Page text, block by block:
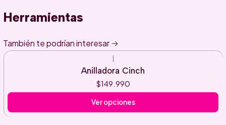
Herramientas
También te podrían interesar
Anilladora Cinch
$149.990
Ver opciones